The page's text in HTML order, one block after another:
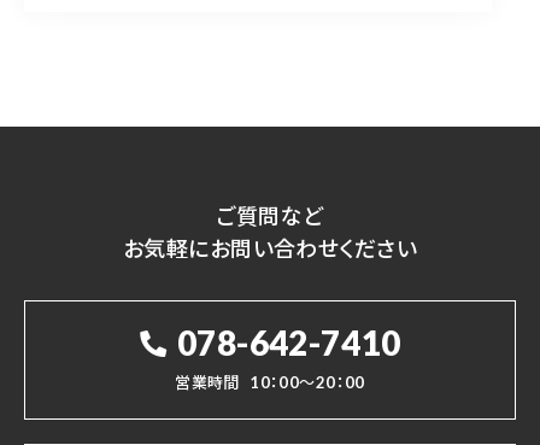
ご質問など
お気軽にお問い合わせください
078-642-7410
営業時間 10：00～20：00